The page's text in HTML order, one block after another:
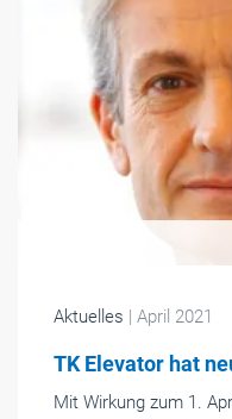
Aktuelles | April 2021
TK Elevator hat
Mit Wirkung zum 1.